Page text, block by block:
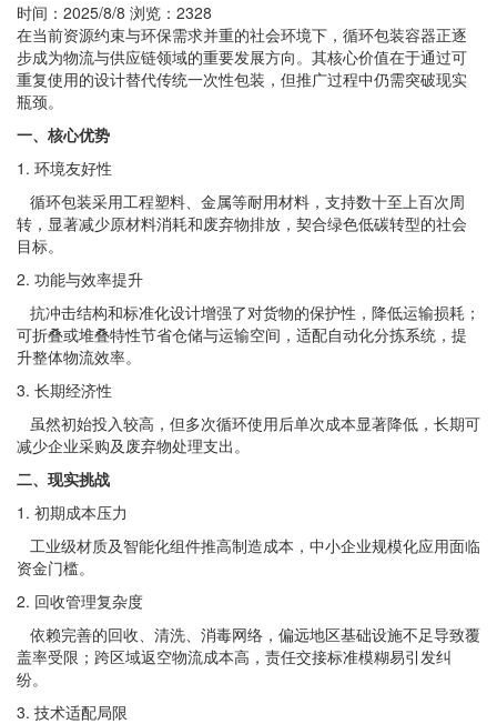
时间：2025/8/8 浏览：2328
在当前资源约束与环保需求并重的社会环境下，循环包装容器正逐
步成为物流与供应链领域的重要发展方向。其核心价值在于通过可
重复使用的设计替代传统一次性包装，但推广过程中仍需突破现实
瓶颈。
一、核心优势
1. 环境友好性
循环包装采用工程塑料、金属等耐用材料，支持数十至上百次周
转，显著减少原材料消耗和废弃物排放，契合绿色低碳转型的社会
目标。
2. 功能与效率提升
抗冲击结构和标准化设计增强了对货物的保护性，降低运输损耗；
可折叠或堆叠特性节省仓储与运输空间，适配自动化分拣系统，提
升整体物流效率。
3. 长期经济性
虽然初始投入较高，但多次循环使用后单次成本显著降低，长期可
减少企业采购及废弃物处理支出。
二、现实挑战
1. 初期成本压力
工业级材质及智能化组件推高制造成本，中小企业规模化应用面临
资金门槛。
2. 回收管理复杂度
依赖完善的回收、清洗、消毒网络，偏远地区基础设施不足导致覆
盖率受限；跨区域返空物流成本高，责任交接标准模糊易引发纠
纷。
3. 技术适配局限